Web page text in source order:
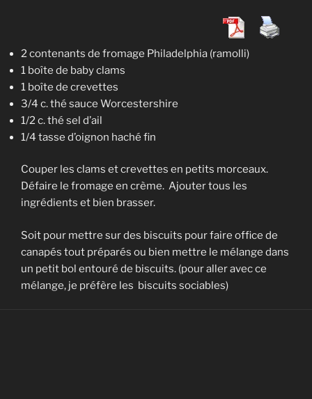
2 contenants de fromage Philadelphia (ramolli)
1 boîte de baby clams
1 boîte de crevettes
3/4 c. thé sauce Worcestershire
1/2 c. thé sel d’ail
1/4 tasse d’oignon haché fin
Couper les clams et crevettes en petits morceaux.
Défaire le fromage en crème. Ajouter tous les
ingrédients et bien brasser.
Soit pour mettre sur des biscuits pour faire office de
canapés tout préparés ou bien mettre le mélange dans
un petit bol entouré de biscuits. (pour aller avec ce
mélange, je préfère les biscuits sociables)